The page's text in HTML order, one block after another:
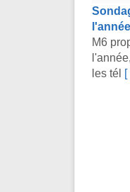
l'année
M6
les tél [